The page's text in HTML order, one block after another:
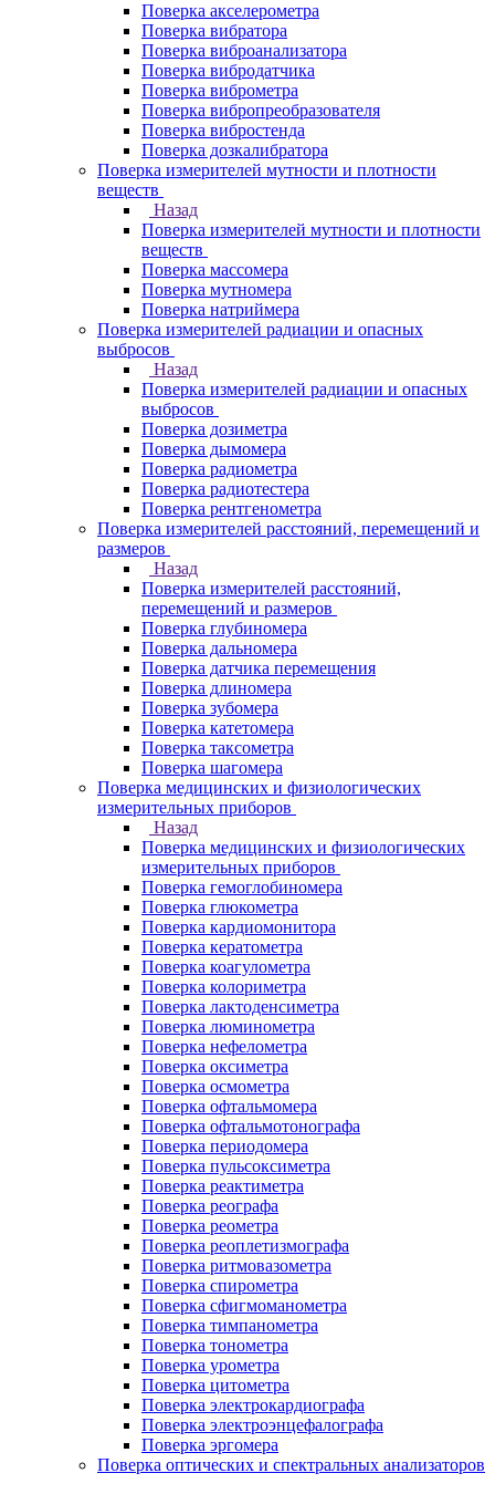
Поверка акселерометра
Поверка вибратора
Поверка виброанализатора
Поверка вибродатчика
Поверка виброметра
Поверка вибропреобразователя
Поверка вибростенда
Поверка дозкалибратора
Поверка измерителей мутности и плотности
веществ
Назад
Поверка измерителей мутности и плотности
веществ
Поверка массомера
Поверка мутномера
Поверка натриймера
Поверка измерителей радиации и опасных
выбросов
Назад
Поверка измерителей радиации и опасных
выбросов
Поверка дозиметра
Поверка дымомера
Поверка радиометра
Поверка радиотестера
Поверка рентгенометра
Поверка измерителей расстояний, перемещений и
размеров
Назад
Поверка измерителей расстояний,
перемещений и размеров
Поверка глубиномера
Поверка дальномера
Поверка датчика перемещения
Поверка длиномера
Поверка зубомера
Поверка катетомера
Поверка таксометра
Поверка шагомера
Поверка медицинских и физиологических
измерительных приборов
Назад
Поверка медицинских и физиологических
измерительных приборов
Поверка гемоглобиномера
Поверка глюкометра
Поверка кардиомонитора
Поверка кератометра
Поверка коагулометра
Поверка колориметра
Поверка лактоденсиметра
Поверка люминометра
Поверка нефелометра
Поверка оксиметра
Поверка осмометра
Поверка офтальмомера
Поверка офтальмотонографа
Поверка периодомера
Поверка пульсоксиметра
Поверка реактиметра
Поверка реографа
Поверка реометра
Поверка реоплетизмографа
Поверка ритмовазометра
Поверка спирометра
Поверка сфигмоманометра
Поверка тимпанометра
Поверка тонометра
Поверка урометра
Поверка цитометра
Поверка электрокардиографа
Поверка электроэнцефалографа
Поверка эргомера
Поверка оптических и спектральных анализаторов